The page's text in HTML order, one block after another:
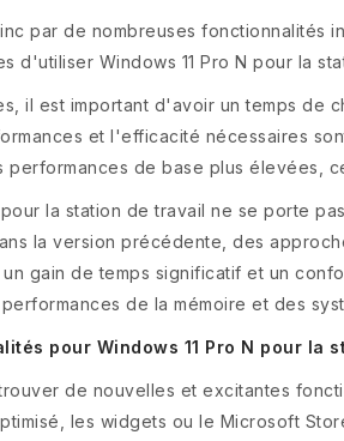
par de nombreuses fonctionnalités
d'utiliser Windows 11 Pro N pour la
il est important d'avoir un temps de
et l'efficacité nécessaires
de base plus élevées,
la station de travail ne se porte
la version précédente, des
un gain de temps significatif et un
de la mémoire et des
pour Windows 11 Pro N pour la
de nouvelles et excitantes
les widgets ou le Microsoft